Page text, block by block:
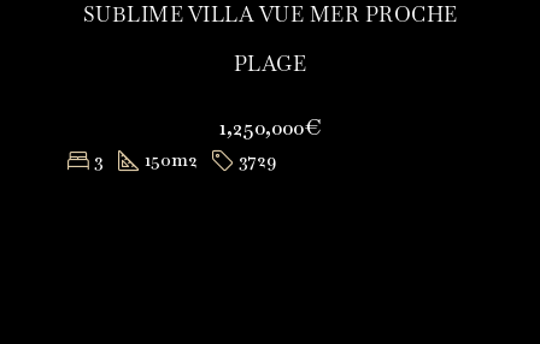
SUBLIME VILLA VUE MER PROCHE
PLAGE
1,250,000€
3 150m2 3729